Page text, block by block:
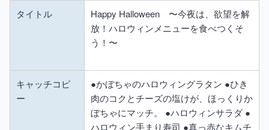
タイトル
Happy Halloween 〜今夜は、欲望を解
放！ハロウィンメニューを食べつくそ
う！〜
キャッチコピ
ー
●かぼちゃのハロウィングラタン ●ひき
肉のコクとチーズの塩けが、ほっくりか
ぼちゃにマッチ。 ●ハロウィンサラダ ●
ハロウィン手まり寿司 ●真っ赤なキムチ